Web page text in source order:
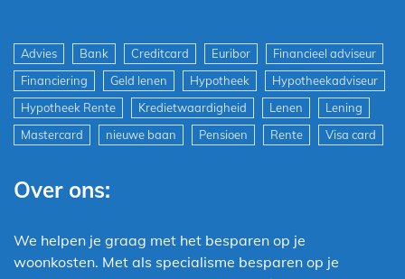
Advies Bank Creditcard Euribor
Financieel adviseur
Financiering
Geld lenen Hypotheek
Hypotheekadviseur
Hypotheek Rente
Kredietwaardigheid Lenen
Lening
Mastercard
nieuwe baan Pensioen Rente Visa card
Over ons:
We helpen je graag met het besparen op je
woonkosten. Met als specialisme besparen op je